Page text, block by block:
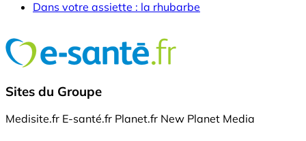
Dans votre assiette : la rhubarbe
Sites du Groupe
Medisite.fr E-santé.fr Planet.fr New Planet Media